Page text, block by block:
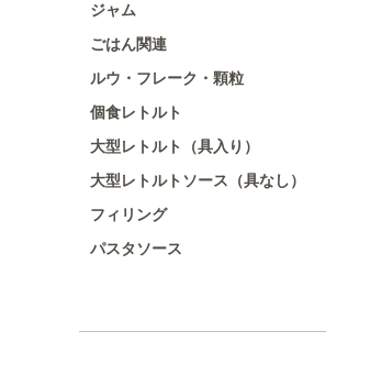
ジャム
ごはん関連
ルウ・フレーク・顆粒
個食レトルト
大型レトルト（具入り）
大型レトルトソース（具なし）
フィリング
パスタソース